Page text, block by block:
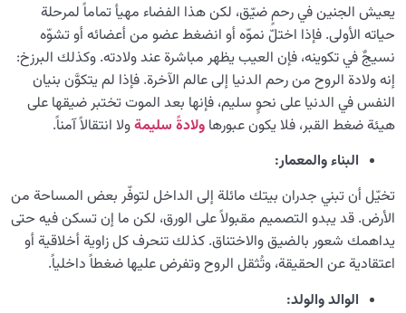
يعيش الجنين في رحمٍ ضيّق، لكن هذا الفضاء مهيأ تماماً لمرحلة
حياته الأولى. فإذا اختلّ نموّه أو انضغط عضو من أعضائه أو تشوّه
نسيجٌ في تكوينه، فإن العيب يظهر مباشرة عند ولادته. وكذلك البرزخ:
إنه ولادة الروح من رحم الدنيا إلى عالم الآخرة. فإذا لم يتكوَّن بنيان
النفس في الدنيا على نحوٍ سليم، فإنها بعد الموت تختبر ضيقها على
هيئة ضغط القبر، فلا يكون عبورها ولادة سليمةولا انتقالاً آمناً.
البناء والمعمار:
تخيّل أن تبني جدران بيتك مائلة إلى الداخل لتوفّر بعض المساحة من
الأرض. قد يبدو التصميم مقبولاً على الورق، لكن ما إن تسكن فيه حتى
يداهمك شعور بالضيق والاختناق. كذلك تنحرف كل زاوية أخلاقية أو
اعتقادية عن الحقيقة، وتُثقل الروح وتفرض عليها ضغطاً داخلياً.
الوالد والولد: